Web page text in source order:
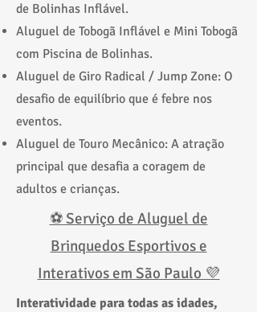
de Bolinhas Inflável.
Aluguel de Tobogã Inflável e Mini Tobogã
com Piscina de Bolinhas.
Aluguel de Giro Radical / Jump Zone: O
desafio de equilíbrio que é febre nos
eventos.
Aluguel de Touro Mecânico: A atração
principal que desafia a coragem de
adultos e crianças.
⚽ Serviço de Aluguel de
Brinquedos Esportivos e
Interativos em São Paulo 💜
Interatividade para todas as idades,